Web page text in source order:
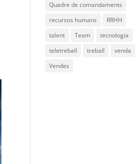
Quadre de comandaments
recursos humans
RRHH
talent
Team
tecnologia
teletreball
treball
venda
Vendes